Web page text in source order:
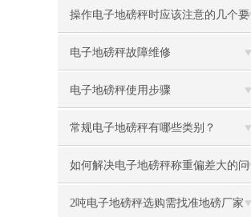
操作电子地磅秤时应该注意的几个要
点
电子地磅秤故障维修
电子地磅秤使用步骤
常规电子地磅秤有哪些类别？
如何解决电子地磅秤称重偏差大的问
题？
2吨电子地磅秤选购需找准地磅厂家